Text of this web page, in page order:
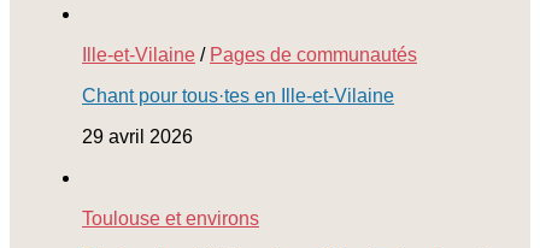
Ille-et-Vilaine / Pages de communautés
Chant pour tous·tes en Ille-et-Vilaine
29 avril 2026
Toulouse et environs